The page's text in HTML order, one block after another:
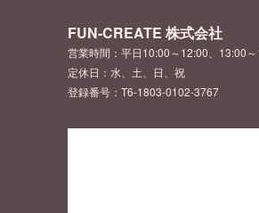
FUN-CREATE 株式会社
営業時間：平日10:00～12:00、13:00
定休日：水、土、日、祝
登録番号：T6-1803-0102-3767